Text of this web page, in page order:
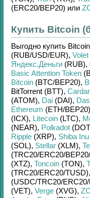
(ERC20/BEP20) или
Купить Bitcoin
Выгодно купить
(RUB/USD/EUR), Volet
Яндекс.Деньги (RUB),
Basic Attention Token
Bitcoin (BTC/BEP20),
BitTorrent (BTT),
(ATOM), Dai (DAI),
Ethereum (ETH/BEP20)
(ICX), Litecoin (LTC),
(NEAR), Polkadot
Ripple (XRP), Shiba Inu
(SOL), Stellar (XLM),
(TRC20/ERC20/BEP20/
(XTZ), Toncoin (TON),
(TRC20/ERC20/TUSD),
(USDC/TRC20/ERC20/
(VET), Verge (XVG),